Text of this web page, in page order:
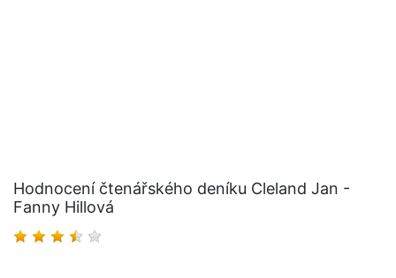
Hodnocení čtenářského deníku Cleland Jan -
Fanny Hillová